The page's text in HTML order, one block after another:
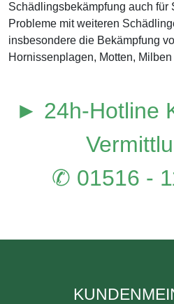
Schädlingsbekämpfung auch für
Probleme mit weiteren
insbesondere die Bekämpfung
Hornissenplagen, Motten,
► 24h-Hotline
✆ 01516 -